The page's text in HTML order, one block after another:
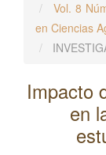
c
a
Vol. 8
en Ciencias
Impacto
en